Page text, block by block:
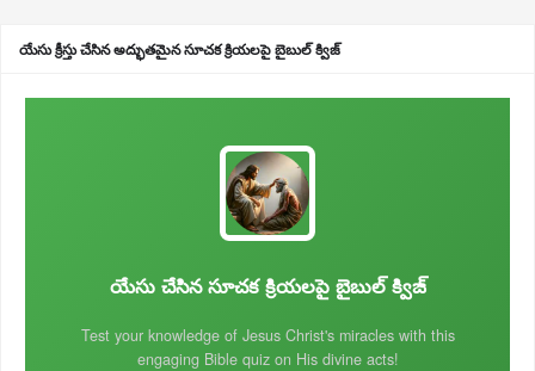
యేసు క్రీస్తు చేసిన అద్భుతమైన సూచక క్రియలపై బైబుల్ క్విజ్
యేసు చేసిన సూచక క్రియలపై బైబుల్ క్విజ్
Test your knowledge of Jesus Christ's miracles with this
engaging Bible quiz on His divine acts!